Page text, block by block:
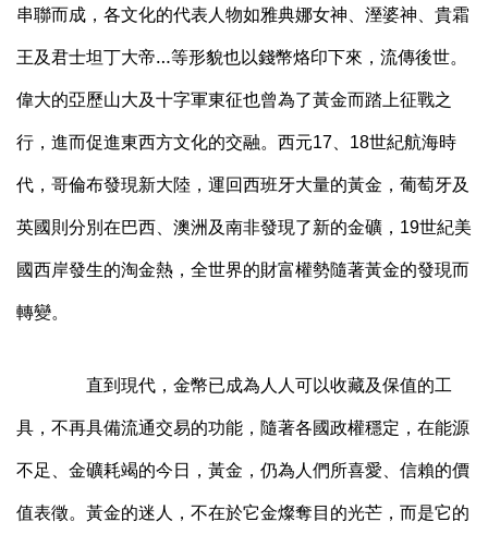
串聯而成，各文化的代表人物如雅典娜女神、溼婆神、貴霜
王及君士坦丁大帝…等形貌也以錢幣烙印下來，流傳後世。
偉大的亞歷山大及十字軍東征也曾為了黃金而踏上征戰之
行，進而促進東西方文化的交融。西元17、 18世紀航海時
代，哥倫布發現新大陸，運回西班牙大量的黃金，葡萄牙及
英國則分別在巴西、澳洲及南非發現了新的金礦， 19世紀美
國西岸發生的淘金熱，全世界的財富權勢隨著黃金的發現而
轉變。
直到現代，金幣已成為人人可以收藏及保值的工
具，不再具備流通交易的功能，隨著各國政權穩定，在能源
不足、金礦耗竭的今日，黃金，仍為人們所喜愛、信賴的價
值表徵。黃金的迷人，不在於它金燦奪目的光芒，而是它的